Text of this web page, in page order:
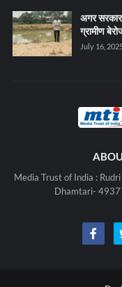
अगर सरकार
ग्रामीण
July 16,
Media Trust of India :
Dhamtari-